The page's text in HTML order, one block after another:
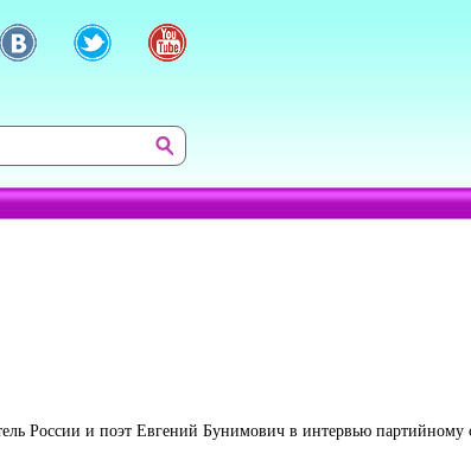
России и поэт Евгений Бунимович в интервью партийному